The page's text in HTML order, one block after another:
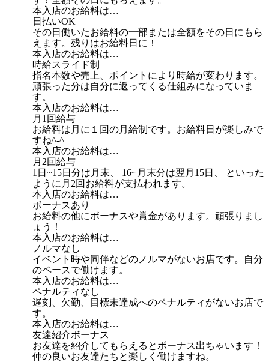
本入店のお給料は…
日払いOK
その日働いたお給料の一部または全額をその日にもら
えます。残りはお給料日に！
本入店のお給料は…
時給スライド制
指名本数や売上、ポイントにより時給が変わります。
頑張った分は自分に返ってくる仕組みになっていま
す。
本入店のお給料は…
月1回給与
お給料は月に１回の月給制です。お給料日が楽しみで
すね^-^
本入店のお給料は…
月2回給与
1日~15日分は月末、 16~月末分は翌月15日、 といった
ように月2回お給料が支払われます。
本入店のお給料は…
ボーナスあり
お給料の他にボーナスや賞金があります。頑張りまし
ょう！
本入店のお給料は…
ノルマなし
イベント時や同伴などのノルマがないお店です。自分
のペースで働けます。
本入店のお給料は…
ペナルティなし
遅刻、欠勤、目標未達成へのペナルティがないお店で
す。
本入店のお給料は…
友達紹介ボーナス
お友達を紹介してもらえるとボーナス出ちゃいます！
仲の良いお友達たちと楽しく働けますね。